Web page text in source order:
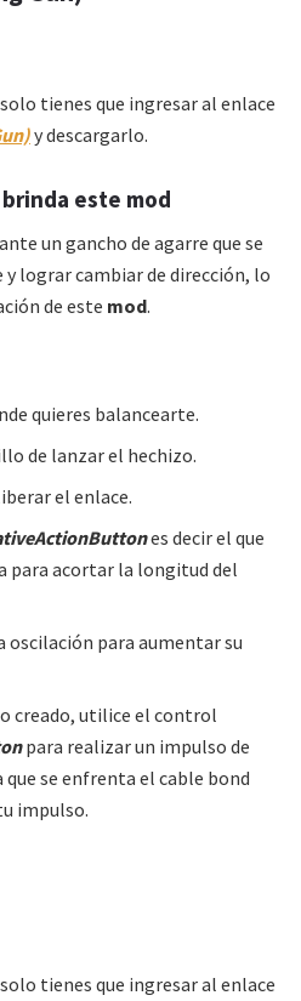
solo tienes que ingresar al enlace
y descargarlo.
este mod
un gancho de agarre que se
lograr cambiar de dirección, lo
de este mod.
quieres balancearte.
de lanzar el hechizo.
el enlace.
es decir el que
para acortar la longitud del
oscilación para aumentar su
creado, utilice el control
para realizar un impulso de
que se enfrenta el cable bond
impulso.
solo tienes que ingresar al enlace